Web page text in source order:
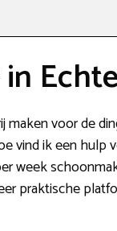
maken voor de
vind ik een
week
praktische